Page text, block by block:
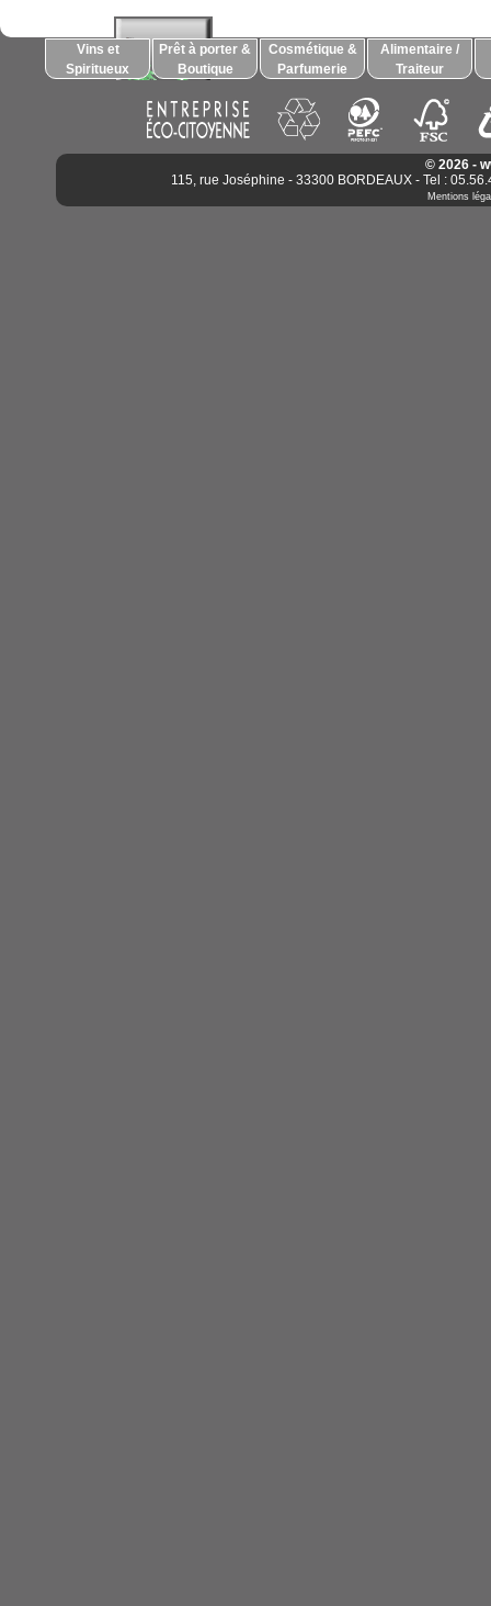
Vins et
Spiritueux
Prêt à porter &
Boutique
Cosmétique &
Parfumerie
Alimentaire /
Traiteur
© 2026 -
115, rue Joséphine - 33300 BORDEAUX - Tel :
Mentions